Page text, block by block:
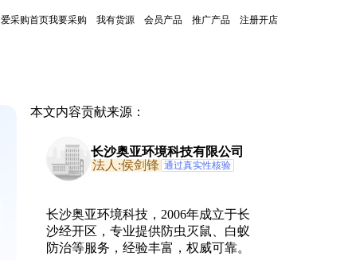
爱采购首页我要采购 我有货源 会员产品 推广产品 注册开店
本文内容贡献来源：
长沙奥亚环境科技有限公司
法人:侯剑锋 通过真实性核验
长沙奥亚环境科技，2006年成立于长
沙经开区，专业提供防虫灭鼠、白蚁
防治等服务，经验丰富，权威可靠。